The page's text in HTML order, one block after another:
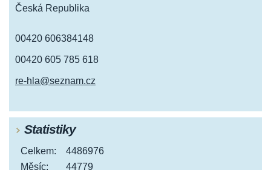
Česká Republika
00420 606384148
00420 605 785 618
re-hla@seznam.cz
Statistiky
Celkem:
4486976
Měsíc:
44779